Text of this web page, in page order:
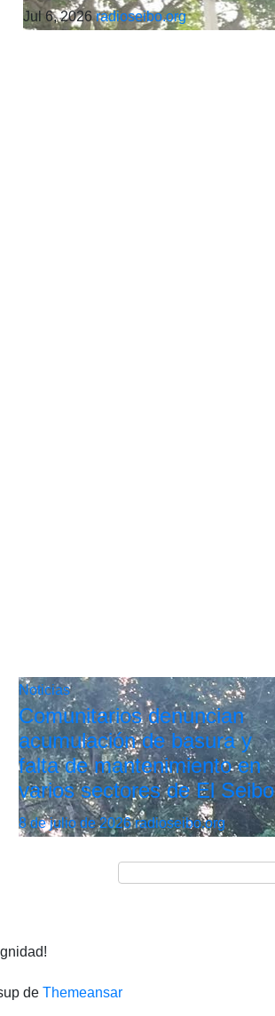
Jul 6, 2026radioseibo.org
Noticias
Comunitarios denuncian
acumulación de basura y
falta de mantenimiento en
varios sectores de El Seibo
8 de julio de 2026radioseibo.org
de Themeansar